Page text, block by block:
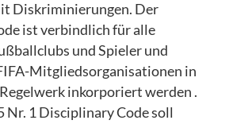
Diskriminierungen. Der
ist verbindlich für alle
und Spieler und
Mitgliedsorganisationen in
inkorporiert werden .
Nr. 1 Disciplinary Code soll